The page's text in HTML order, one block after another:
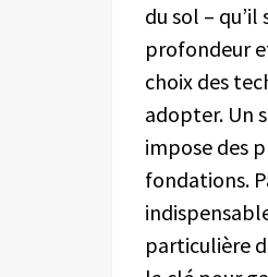
du sol –
profondeur
choix des
adopter. Un
impose des
fondations.
particulière